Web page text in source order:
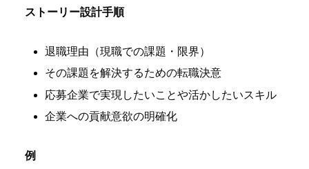
ストーリー設計手順
退職理由（現職での課題・限界）
その課題を解決するための転職決意
応募企業で実現したいことや活かしたいスキル
企業への貢献意欲の明確化
例